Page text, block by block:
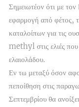
Σημειωτέον ότι με
εφαρμογή από φέτος,
καταλοίπων για
methyl στις ελιές που
ελαιολάδου.
Εν τω μεταξύ όσον
πεποίθηση στις
Σεπτεμβρίου θα